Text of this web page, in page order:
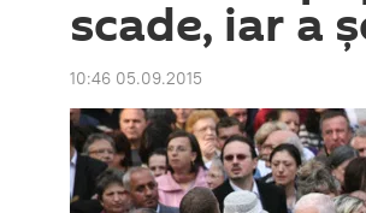
scade, iar a
10:46 05.09.2015